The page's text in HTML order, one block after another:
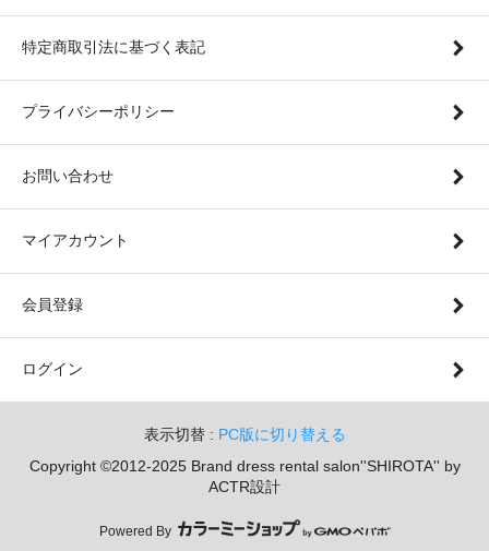
特定商取引法に基づく表記
プライバシーポリシー
お問い合わせ
マイアカウント
会員登録
ログイン
表示切替 : PC版に切り替える
Copyright ©2012-2025 Brand dress rental salon''SHIROTA'' by
ACTR設計
Powered By